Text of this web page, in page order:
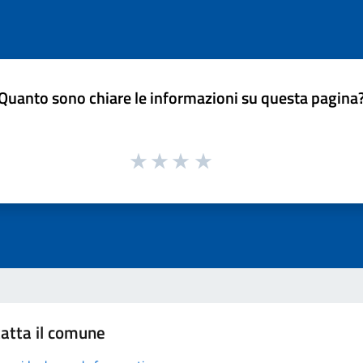
sono chiare le informazioni su questa
il comune